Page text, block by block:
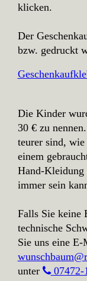
klicken.
Der
bzw. gedruckt
Die Kinder
30 € zu
teurer sind,
einem
Hand-Kleidung
immer sein
Falls Sie keine
technische
Sie uns eine
unter
07472-